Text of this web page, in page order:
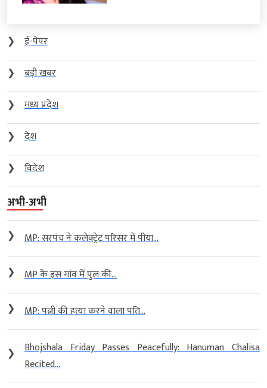
❯
ई-पेपर
❯
बड़ी खबर
❯
मध्य प्रदेश
❯
देश
❯
विदेश
अभी-अभी
❯ MP: सरपंच ने कलेक्ट्रेट परिसर में पीया...
❯ MP के इस गांव में पुल की...
❯ MP: पत्नी की हत्या करने वाला पति...
❯
Bhojshala Friday Passes Peacefully: Hanuman Chalisa
Recited...